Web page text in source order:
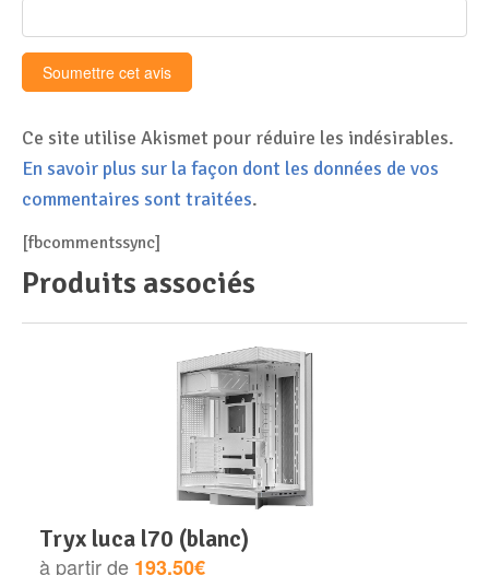
Ce site utilise Akismet pour réduire les indésirables.
En savoir plus sur la façon dont les données de vos
commentaires sont traitées.
[fbcommentssync]
Produits associés
tryx luca l70 (blanc)
à partir de 193.50€